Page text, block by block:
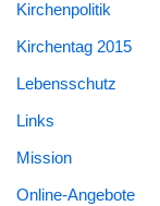
Kirchenpolitik
Kirchentag 2015
Lebensschutz
Links
Mission
Online-Angebote